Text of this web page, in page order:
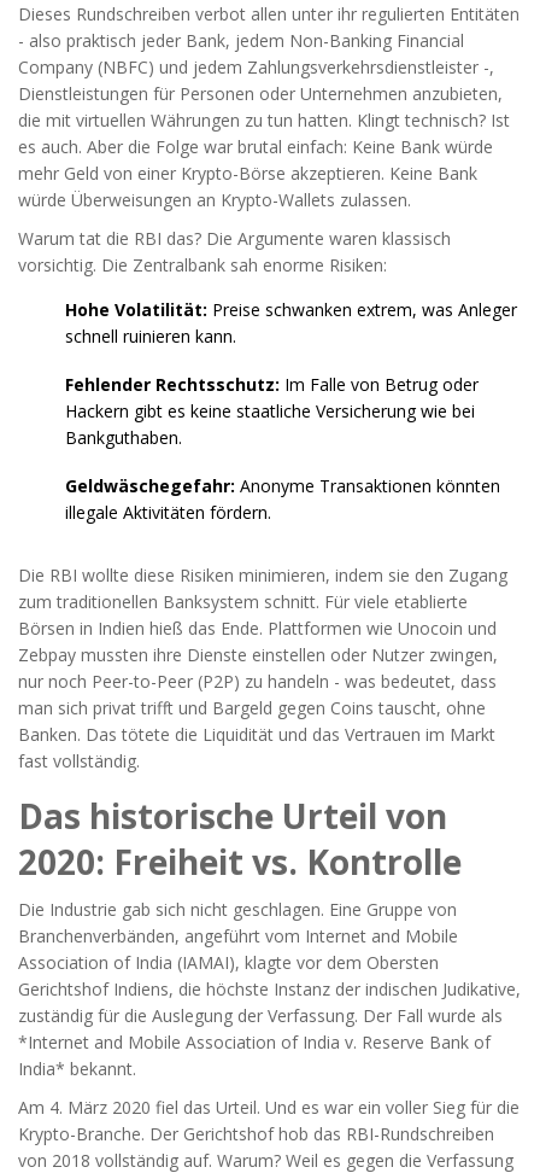
Dieses Rundschreiben verbot allen unter ihr regulierten Entitäten
- also praktisch jeder Bank, jedem Non-Banking Financial
Company (NBFC) und jedem Zahlungsverkehrsdienstleister -,
Dienstleistungen für Personen oder Unternehmen anzubieten,
die mit virtuellen Währungen zu tun hatten. Klingt technisch? Ist
es auch. Aber die Folge war brutal einfach: Keine Bank würde
mehr Geld von einer Krypto-Börse akzeptieren. Keine Bank
würde Überweisungen an Krypto-Wallets zulassen.
Warum tat die RBI das? Die Argumente waren klassisch
vorsichtig. Die Zentralbank sah enorme Risiken:
Hohe Volatilität: Preise schwanken extrem, was Anleger
schnell ruinieren kann.
Fehlender Rechtsschutz: Im Falle von Betrug oder
Hackern gibt es keine staatliche Versicherung wie bei
Bankguthaben.
Geldwäschegefahr: Anonyme Transaktionen könnten
illegale Aktivitäten fördern.
Die RBI wollte diese Risiken minimieren, indem sie den Zugang
zum traditionellen Banksystem schnitt. Für viele etablierte
Börsen in Indien hieß das Ende. Plattformen wie Unocoin und
Zebpay mussten ihre Dienste einstellen oder Nutzer zwingen,
nur noch Peer-to-Peer (P2P) zu handeln - was bedeutet, dass
man sich privat trifft und Bargeld gegen Coins tauscht, ohne
Banken. Das tötete die Liquidität und das Vertrauen im Markt
fast vollständig.
Das historische Urteil von
2020: Freiheit vs. Kontrolle
Die Industrie gab sich nicht geschlagen. Eine Gruppe von
Branchenverbänden, angeführt vom Internet and Mobile
Association of India (IAMAI), klagte vor dem Obersten
Gerichtshof Indiens, die höchste Instanz der indischen Judikative,
zuständig für die Auslegung der Verfassung. Der Fall wurde als
*Internet and Mobile Association of India v. Reserve Bank of
India* bekannt.
Am 4. März 2020 fiel das Urteil. Und es war ein voller Sieg für die
Krypto-Branche. Der Gerichtshof hob das RBI-Rundschreiben
von 2018 vollständig auf. Warum? Weil es gegen die Verfassung